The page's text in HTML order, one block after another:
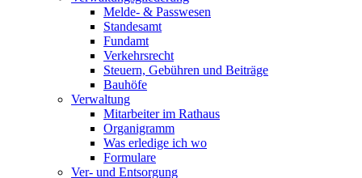
Melde- & Passwesen
Standesamt
Fundamt
Verkehrsrecht
Steuern, Gebühren und Beiträge
Bauhöfe
Verwaltung
Mitarbeiter im Rathaus
Organigramm
Was erledige ich wo
Formulare
Ver- und Entsorgung